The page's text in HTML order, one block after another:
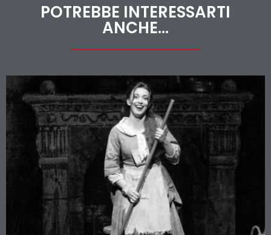
POTREBBE INTERESSARTI
ANCHE...